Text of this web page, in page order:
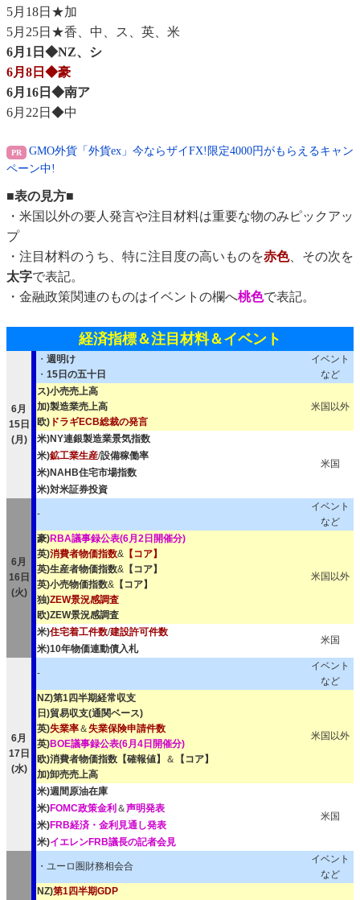
5月18日★加
5月25日★香、中、ス、英、米
6月1日◆NZ、シ
6月8日◆豪
6月16日◆南ア
6月22日◆中
GMO外貨「外貨ex」今ならザイFX!限定4000円がもらえるキャン
ペーン中!
■表の見方■
・米国以外の要人発言や注目材料は重要な物のみピックアッ
プ
・注目材料のうち、特に注目度の高いものを赤色、その次を
太字で表記。
・金融政策関連のものはイベントの欄へ桃色で表記。
経済指標＆注目材料＆イベント
6月
15日
(月)
・ 週明け
・ 15日の五十日
イベント
など
ス)小売売上高
加)製造業売上高
欧) ドラギECB総裁の発言
米国以外
米)NY連銀製造業景気指数
米国
米)鉱工業生産/設備稼働率
米)NAHB住宅市場指数
米)対米証券投資
6月
16日
(火)
-
イベント
など
豪)RBA議事録公表(6月2日開催分)
英)消費者物価指数& 【コア】
英)生産者物価指数& 【コア】
英)小売物価指数& 【コア】
独)ZEW景況感調査
欧)ZEW景況感調査
米国以外
米)住宅着工件数/建設許可件数
米国
米)10年物価連動債入札
6月
17日
(水)
-
イベント
など
NZ)第1四半期経常収支
日)貿易収支(通関ベース)
英)失業率＆失業保険申請件数
英)BOE議事録公表(6月4日開催分)
欧)消費者物価指数【確報値】
＆
【コア】
加)卸売売上高
米国以外
米)週間原油在庫
米国
米)FOMC政策金利 ＆声明発表
米)FRB経済・金利見通し発表
米)イエレンFRB議長の記者会見
・ユーロ圏財務相会合
イベント
など
NZ)第1四半期GDP